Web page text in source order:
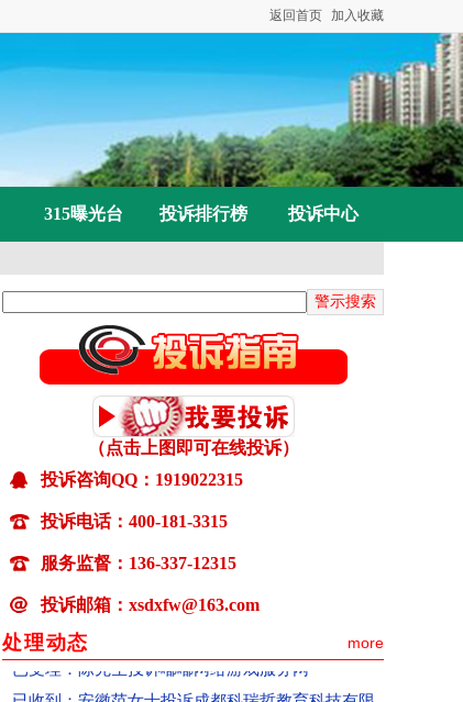
返回首页 加入收藏
315曝光台 投诉排行榜 投诉中心
（点击上图即可在线投诉）
投诉咨询QQ：1919022315
投诉电话：400-181-3315
服务监督：136-337-12315
投诉邮箱：xsdxfw@163.com
处理动态 more
已受理：张女士投诉微优梦空壳公司收款不发货联
已解决： 张先生投诉物业强行断电已恢复供电
已受理：李女士投诉郑州植得口腔医院植牙导致面
已受理：魏先生投诉自家超市附近最近移动信号查
已受理：张先生投诉汝州市炳言物业强行断电
已受理：岳先生投诉许昌市建安区许由街道轩艺发
已收到：陈女士投诉永威森林花语房屋顶板多处裂
已收到：杨先生投诉深圳聚和文化有限公司虚假宣
已收到：张先生投诉三星手机保修期内推诿拒保
已收到：潘女士投诉惠普打印机实物和描述不符
已受理：张先生投诉民生通讯号码无法激活
已受理：何先生投诉携程网
已受理：张先生投诉拼多多平台要求支持合理述求
已收到：杨先生投诉雅迪京东自营旗舰店不按时开
已收到：向女士投诉说客英语将客户未消费课时清
已收到：魏先生投诉山东联通私自给用用户办理流
已受理：陈先生投诉嘟嘟网络游戏服务网
已收到：安徽范女士投诉成都科瑞哲教育科技有限